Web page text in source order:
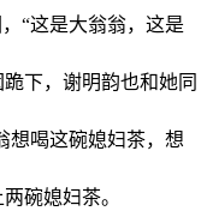
“这是大翁翁，这是
下，谢明韵也和她同
想喝这碗媳妇茶，想
碗媳妇茶。